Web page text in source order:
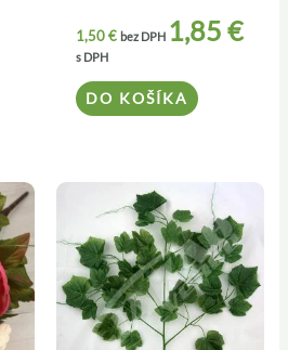
1,50€ bez DPH 1,85 €
s DPH
DO KOŠÍKA